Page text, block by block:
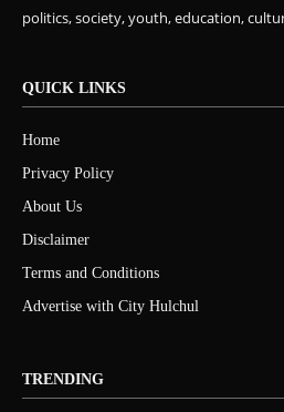
politics, society, youth, education,
QUICK LINKS
Home
Privacy Policy
About Us
Disclaimer
Terms and Conditions
Advertise with City Hulchul
TRENDING